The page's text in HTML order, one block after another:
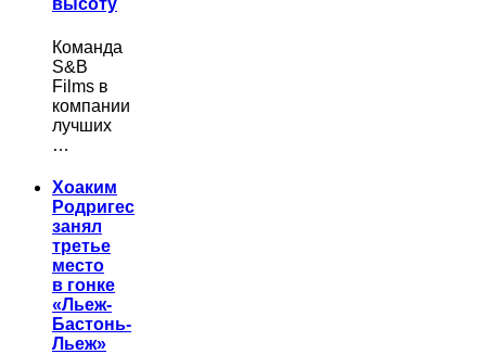
высоту
Команда
S&B
Films в
компании
лучших
…
Хоаким
Родригес
занял
третье
место
в гонке
«Льеж-
Бастонь-
Льеж»